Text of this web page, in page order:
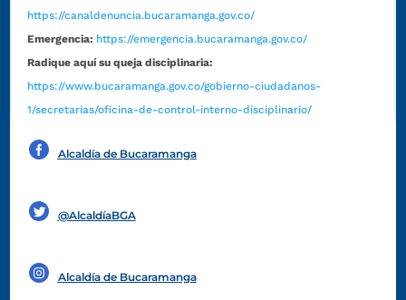
https://canaldenuncia.bucaramanga.gov.co/
Emergencia: https://emergencia.bucaramanga.gov.co/
Radique aquí su queja disciplinaria:
https://www.bucaramanga.gov.co/gobierno-ciudadanos-
1/secretarias/oficina-de-control-interno-disciplinario/
Alcaldía de Bucaramanga
@AlcaldíaBGA
Alcaldía de Bucaramanga